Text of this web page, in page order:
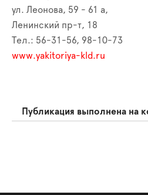
ул. Леонова, 59 - 61 а,
Ленинский пр-т, 18
Тел.: 56-31-56, 98-10-73
www.yakitoriya-kld.ru
Публикация выполнена на